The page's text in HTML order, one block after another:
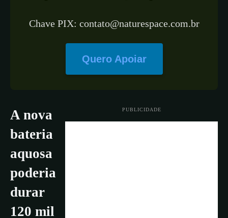
Chave PIX: contato@naturespace.com.br
Quero Apoiar
PUBLICIDADE
A nova
bateria
aquosa
poderia
durar
120 mil